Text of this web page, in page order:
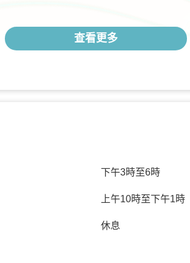
查看更多
下午3時至6時
上午10時至下午1時
休息